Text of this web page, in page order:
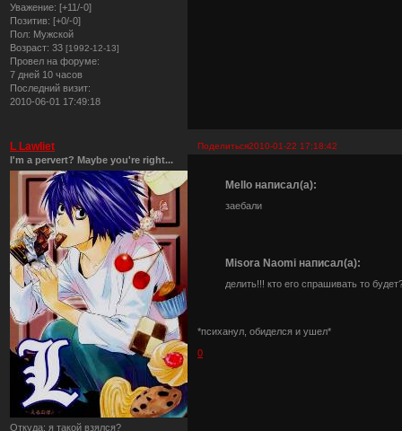
Уважение: [+11/-0]
Позитив: [+0/-0]
Пол: Мужской
Возраст: 33 [1992-12-13]
Провел на форуме:
7 дней 10 часов
Последний визит:
2010-06-01 17:49:18
Поделиться2010-01-22 17:18:42
L Lawliet
I'm a pervert? Maybe you're right...
Откуда: я такой взялся?
Mello написал(а):
заебали
Misora Naomi написал(а):
делить!!! кто его спрашивать то
*психанул, обиделся и ушел*
0